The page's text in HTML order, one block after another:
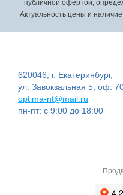
публичной офертой,
Актуальность цены и
620046, г. Екатеринбург,
ул. Завокзальная 5, оф.
optima-nt@mail.ru
пн-пт: с 9:00 до 18:00